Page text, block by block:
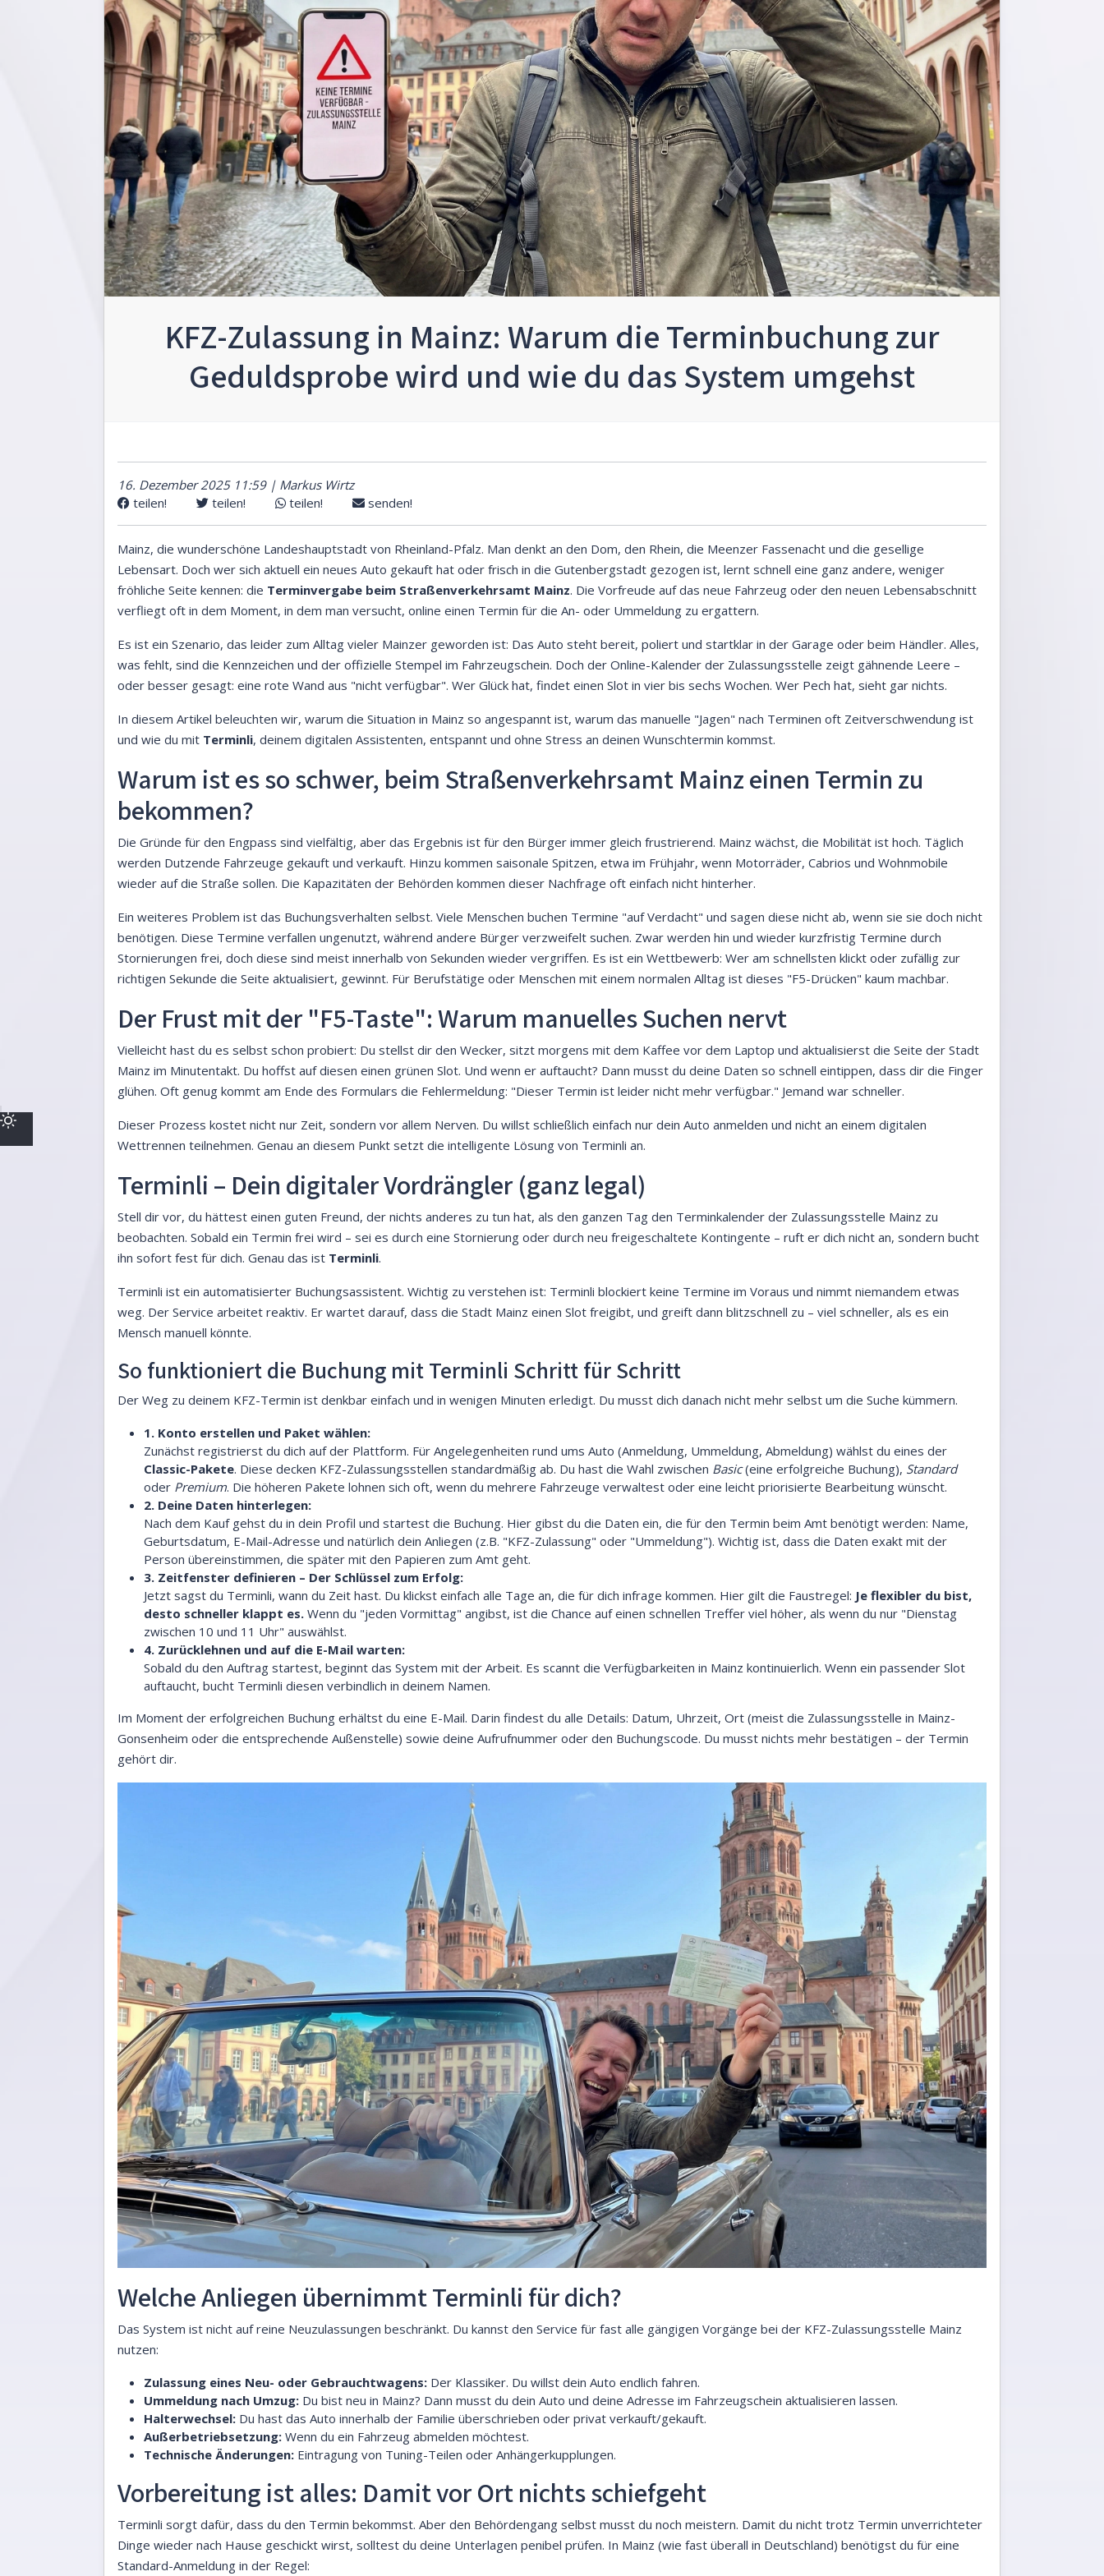
KFZ-Zulassung in Mainz: Warum die Terminbuchung zur
Geduldsprobe wird und wie du das System umgehst
16. Dezember 2025 11:59 | Markus Wirtz
teilen!
teilen! teilen! senden!
Mainz, die wunderschöne Landeshauptstadt von Rheinland-Pfalz. Man denkt an den Dom, den Rhein, die Meenzer Fassenacht und die gesellige
Lebensart. Doch wer sich aktuell ein neues Auto gekauft hat oder frisch in die Gutenbergstadt gezogen ist, lernt schnell eine ganz andere, weniger
fröhliche Seite kennen: die Terminvergabe beim Straßenverkehrsamt Mainz. Die Vorfreude auf das neue Fahrzeug oder den neuen Lebensabschnitt
verfliegt oft in dem Moment, in dem man versucht, online einen Termin für die An- oder Ummeldung zu ergattern.
Es ist ein Szenario, das leider zum Alltag vieler Mainzer geworden ist: Das Auto steht bereit, poliert und startklar in der Garage oder beim Händler. Alles,
was fehlt, sind die Kennzeichen und der offizielle Stempel im Fahrzeugschein. Doch der Online-Kalender der Zulassungsstelle zeigt gähnende Leere –
oder besser gesagt: eine rote Wand aus "nicht verfügbar". Wer Glück hat, findet einen Slot in vier bis sechs Wochen. Wer Pech hat, sieht gar nichts.
In diesem Artikel beleuchten wir, warum die Situation in Mainz so angespannt ist, warum das manuelle "Jagen" nach Terminen oft Zeitverschwendung ist
und wie du mit Terminli, deinem digitalen Assistenten, entspannt und ohne Stress an deinen Wunschtermin kommst.
Warum ist es so schwer, beim Straßenverkehrsamt Mainz einen Termin zu
bekommen?
Die Gründe für den Engpass sind vielfältig, aber das Ergebnis ist für den Bürger immer gleich frustrierend. Mainz wächst, die Mobilität ist hoch. Täglich
werden Dutzende Fahrzeuge gekauft und verkauft. Hinzu kommen saisonale Spitzen, etwa im Frühjahr, wenn Motorräder, Cabrios und Wohnmobile
wieder auf die Straße sollen. Die Kapazitäten der Behörden kommen dieser Nachfrage oft einfach nicht hinterher.
Ein weiteres Problem ist das Buchungsverhalten selbst. Viele Menschen buchen Termine "auf Verdacht" und sagen diese nicht ab, wenn sie sie doch nicht
benötigen. Diese Termine verfallen ungenutzt, während andere Bürger verzweifelt suchen. Zwar werden hin und wieder kurzfristig Termine durch
Stornierungen frei, doch diese sind meist innerhalb von Sekunden wieder vergriffen. Es ist ein Wettbewerb: Wer am schnellsten klickt oder zufällig zur
richtigen Sekunde die Seite aktualisiert, gewinnt. Für Berufstätige oder Menschen mit einem normalen Alltag ist dieses "F5-Drücken" kaum machbar.
Der Frust mit der "F5-Taste": Warum manuelles Suchen nervt
Vielleicht hast du es selbst schon probiert: Du stellst dir den Wecker, sitzt morgens mit dem Kaffee vor dem Laptop und aktualisierst die Seite der Stadt
Mainz im Minutentakt. Du hoffst auf diesen einen grünen Slot. Und wenn er auftaucht? Dann musst du deine Daten so schnell eintippen, dass dir die Finger
glühen. Oft genug kommt am Ende des Formulars die Fehlermeldung: "Dieser Termin ist leider nicht mehr verfügbar." Jemand war schneller.
Dieser Prozess kostet nicht nur Zeit, sondern vor allem Nerven. Du willst schließlich einfach nur dein Auto anmelden und nicht an einem digitalen
Wettrennen teilnehmen. Genau an diesem Punkt setzt die intelligente Lösung von Terminli an.
Terminli – Dein digitaler Vordrängler (ganz legal)
Stell dir vor, du hättest einen guten Freund, der nichts anderes zu tun hat, als den ganzen Tag den Terminkalender der Zulassungsstelle Mainz zu
beobachten. Sobald ein Termin frei wird – sei es durch eine Stornierung oder durch neu freigeschaltete Kontingente – ruft er dich nicht an, sondern bucht
ihn sofort fest für dich. Genau das ist Terminli.
Terminli ist ein automatisierter Buchungsassistent. Wichtig zu verstehen ist: Terminli blockiert keine Termine im Voraus und nimmt niemandem etwas
weg. Der Service arbeitet reaktiv. Er wartet darauf, dass die Stadt Mainz einen Slot freigibt, und greift dann blitzschnell zu – viel schneller, als es ein
Mensch manuell könnte.
So funktioniert die Buchung mit Terminli Schritt für Schritt
Der Weg zu deinem KFZ-Termin ist denkbar einfach und in wenigen Minuten erledigt. Du musst dich danach nicht mehr selbst um die Suche kümmern.
1. Konto erstellen und Paket wählen:
Zunächst registrierst du dich auf der Plattform. Für Angelegenheiten rund ums Auto (Anmeldung, Ummeldung, Abmeldung) wählst du eines der
Classic-Pakete. Diese decken KFZ-Zulassungsstellen standardmäßig ab. Du hast die Wahl zwischen Basic(eine erfolgreiche Buchung), Standard
oder Premium. Die höheren Pakete lohnen sich oft, wenn du mehrere Fahrzeuge verwaltest oder eine leicht priorisierte Bearbeitung wünscht.
2. Deine Daten hinterlegen:
Nach dem Kauf gehst du in dein Profil und startest die Buchung. Hier gibst du die Daten ein, die für den Termin beim Amt benötigt werden: Name,
Geburtsdatum, E-Mail-Adresse und natürlich dein Anliegen (z.B. "KFZ-Zulassung" oder "Ummeldung"). Wichtig ist, dass die Daten exakt mit der
Person übereinstimmen, die später mit den Papieren zum Amt geht.
3. Zeitfenster definieren – Der Schlüssel zum Erfolg:
Jetzt sagst du Terminli, wann du Zeit hast. Du klickst einfach alle Tage an, die für dich infrage kommen. Hier gilt die Faustregel: Je flexibler du bist,
desto schneller klappt es. Wenn du "jeden Vormittag" angibst, ist die Chance auf einen schnellen Treffer viel höher, als wenn du nur "Dienstag
zwischen 10 und 11 Uhr" auswählst.
4. Zurücklehnen und auf die E-Mail warten:
Sobald du den Auftrag startest, beginnt das System mit der Arbeit. Es scannt die Verfügbarkeiten in Mainz kontinuierlich. Wenn ein passender Slot
auftaucht, bucht Terminli diesen verbindlich in deinem Namen.
Im Moment der erfolgreichen Buchung erhältst du eine E-Mail. Darin findest du alle Details: Datum, Uhrzeit, Ort (meist die Zulassungsstelle in Mainz-
Gonsenheim oder die entsprechende Außenstelle) sowie deine Aufrufnummer oder den Buchungscode. Du musst nichts mehr bestätigen – der Termin
gehört dir.
Welche Anliegen übernimmt Terminli für dich?
Das System ist nicht auf reine Neuzulassungen beschränkt. Du kannst den Service für fast alle gängigen Vorgänge bei der KFZ-Zulassungsstelle Mainz
nutzen:
Zulassung eines Neu- oder Gebrauchtwagens: Der Klassiker. Du willst dein Auto endlich fahren.
Ummeldung nach Umzug: Du bist neu in Mainz? Dann musst du dein Auto und deine Adresse im Fahrzeugschein aktualisieren lassen.
Halterwechsel: Du hast das Auto innerhalb der Familie überschrieben oder privat verkauft/gekauft.
Außerbetriebsetzung: Wenn du ein Fahrzeug abmelden möchtest.
Technische Änderungen: Eintragung von Tuning-Teilen oder Anhängerkupplungen.
Vorbereitung ist alles: Damit vor Ort nichts schiefgeht
Terminli sorgt dafür, dass du den Termin bekommst. Aber den Behördengang selbst musst du noch meistern. Damit du nicht trotz Termin unverrichteter
Dinge wieder nach Hause geschickt wirst, solltest du deine Unterlagen penibel prüfen. In Mainz (wie fast überall in Deutschland) benötigst du für eine
Standard-Anmeldung in der Regel: